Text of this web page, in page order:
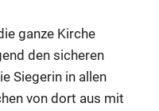
ganze Kirche
den sicheren
Siegerin in allen
von dort aus mit